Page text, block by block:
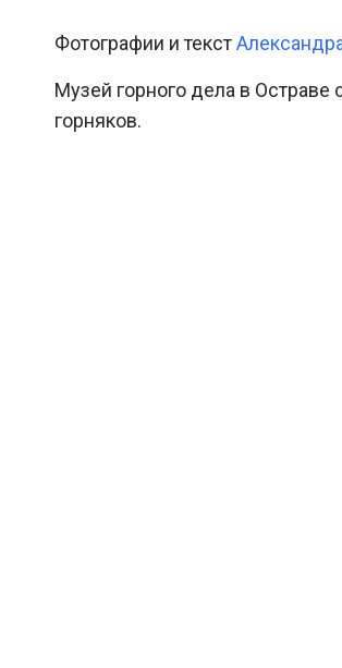
Фотографии и текст
Музей горного дела в
горняков.